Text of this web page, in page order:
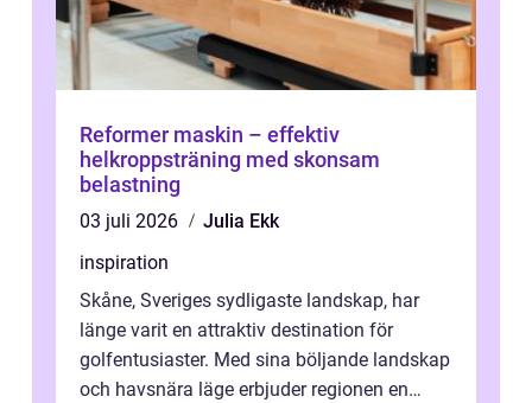
Reformer maskin – effektiv
helkroppsträning med skonsam
belastning
03 juli 2026
Julia Ekk
inspiration
Skåne, Sveriges sydligaste landskap, har
länge varit en attraktiv destination för
golfentusiaster. Med sina böljande landskap
och havsnära läge erbjuder regionen en